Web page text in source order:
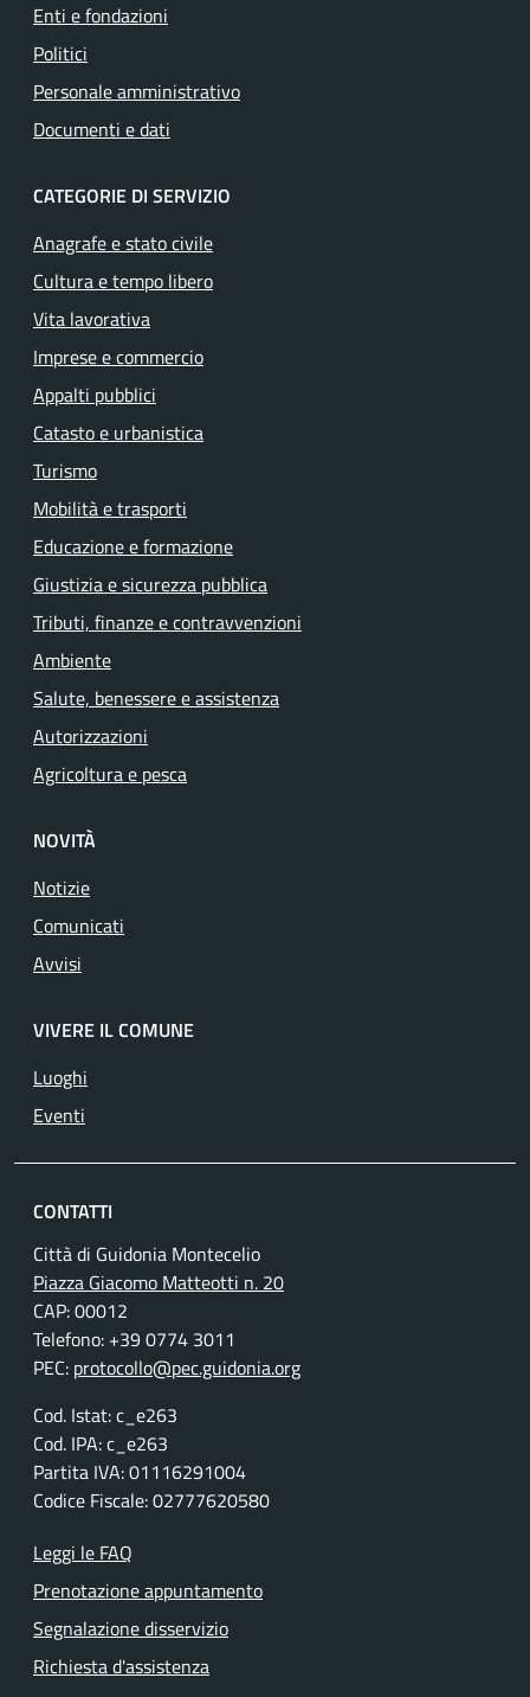
Enti e fondazioni
Politici
Personale amministrativo
Documenti e dati
CATEGORIE DI SERVIZIO
Anagrafe e stato civile
Cultura e tempo libero
Vita lavorativa
Imprese e commercio
Appalti pubblici
Catasto e urbanistica
Turismo
Mobilità e trasporti
Educazione e formazione
Giustizia e sicurezza pubblica
Tributi, finanze e contravvenzioni
Ambiente
Salute, benessere e assistenza
Autorizzazioni
Agricoltura e pesca
NOVITÀ
Notizie
Comunicati
Avvisi
VIVERE IL COMUNE
Luoghi
Eventi
CONTATTI
Città di Guidonia Montecelio
Piazza Giacomo Matteotti n. 20
CAP: 00012
Telefono: +39 0774 3011
PEC: protocollo@pec.guidonia.org
Cod. Istat: c_e263
Cod. IPA: c_e263
Partita IVA: 01116291004
Codice Fiscale: 02777620580
Leggi le FAQ
Prenotazione appuntamento
Segnalazione disservizio
Richiesta d'assistenza